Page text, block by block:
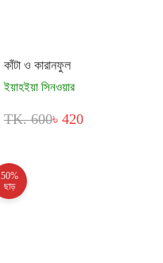
কাঁটা ও কারানফুল
ইয়াহইয়া সিনওয়ার
TK. 600৳ 420
50%
ছাড়